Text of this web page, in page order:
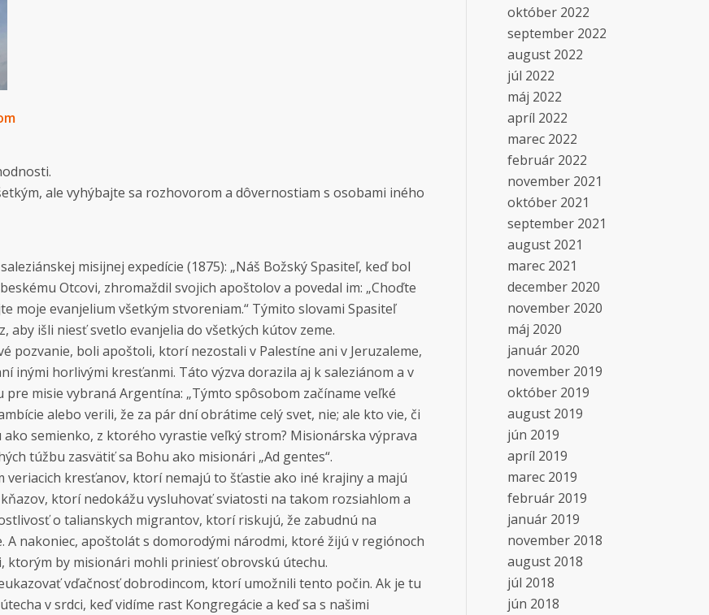
ale vyhýbajte sa rozhovorom a dôvernostiam s osobami iného
misijnej expedície (1875): „Náš Božský Spasiteľ, keď bol
Otcovi, zhromaždil svojich apoštolov a povedal im: „Choďte
moje evanjelium všetkým stvoreniam.“ Týmito slovami Spasiteľ
aby išli niesť svetlo evanjelia do všetkých kútov zeme.
pozvanie, boli apoštoli, ktorí nezostali v Palestíne ani v Jeruzaleme,
inými horlivými kresťanmi. Táto výzva dorazila aj k saleziánom a v
misie vybraná Argentína: „Týmto spôsobom začíname veľké
alebo verili, že za pár dní obrátime celý svet, nie; ale kto vie, či
semienko, z ktorého vyrastie veľký strom? Misionárska výprava
túžbu zasvätiť sa Bohu ako misionári „Ad gentes“.
veriacich kresťanov, ktorí nemajú to šťastie ako iné krajiny a majú
ktorí nedokážu vysluhovať sviatosti na takom rozsiahlom a
o talianskych migrantov, ktorí riskujú, že zabudnú na
nakoniec, apoštolát s domorodými národmi, ktoré žijú v regiónoch
ktorým by misionári mohli priniesť obrovskú útechu.
vďačnosť dobrodincom, ktorí umožnili tento počin. Ak je tu
v srdci, keď vidíme rast Kongregácie a keď sa s našimi
október 2022
september 2022
august 2022
júl 2022
máj 2022
apríl 2022
marec 2022
február 2022
november 2021
október 2021
september 2021
august 2021
marec 2021
december 2020
november 2020
máj 2020
január 2020
november 2019
október 2019
august 2019
jún 2019
apríl 2019
marec 2019
február 2019
január 2019
november 2018
august 2018
júl 2018
jún 2018